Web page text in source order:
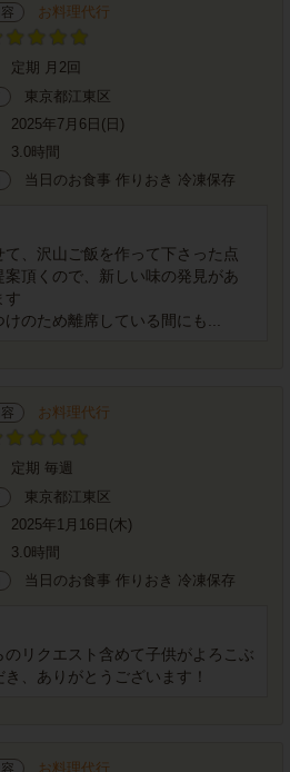
お料理代行
定期 月2回
東京都江東区
2025年7月6日(日)
3.0時間
当日のお食事 作りおき 冷凍保存
、沢山ご飯を作って下さった点
頂くので、新しい味の発見があ
す
のため離席している間にも...
お料理代行
定期 毎週
東京都江東区
2025年1月16日(木)
3.0時間
当日のお食事 作りおき 冷凍保存
リクエスト含めて子供がよろこぶ
、ありがとうございます！
お料理代行